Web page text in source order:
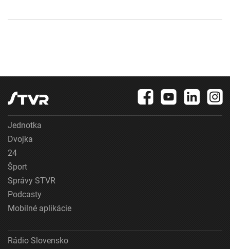
Jednotka
Dvojka
24
Šport
Správy STVR
Podcasty
Mobilné aplikácie
Rádio Slovensko